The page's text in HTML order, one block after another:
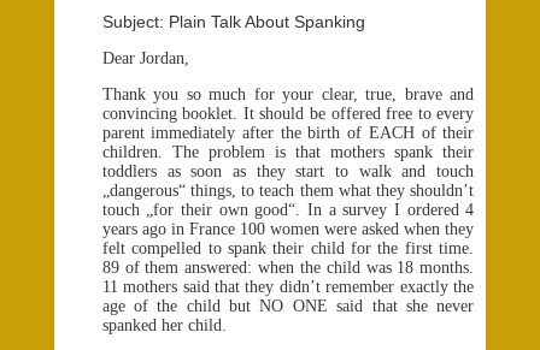
Subject: Plain Talk About Spanking
Dear Jordan,
Thank you so much for your clear, true, brave and
convincing booklet. It should be offered free to every
parent immediately after the birth of EACH of their
children. The problem is that mothers spank their
toddlers as soon as they start to walk and touch
„dangerous“ things, to teach them what they shouldn’t
touch „for their own good“. In a survey I ordered 4
years ago in France 100 women were asked when they
felt compelled to spank their child for the first time.
89 of them answered: when the child was 18 months.
11 mothers said that they didn’t remember exactly the
age of the child but NO ONE said that she never
spanked her child.